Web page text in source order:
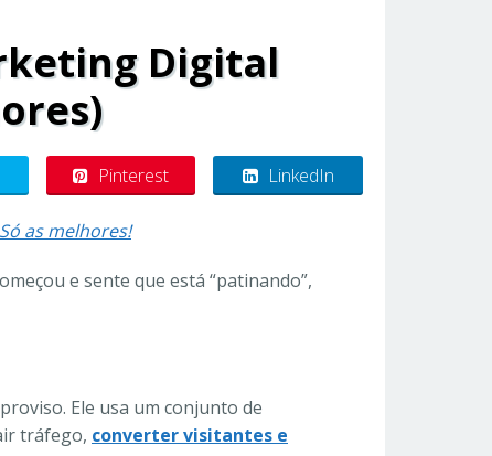
Digital
Pinterest LinkedIn
Só as melhores!
e sente que está “patinando”,
Ele usa um conjunto de
tráfego, converter visitantes e